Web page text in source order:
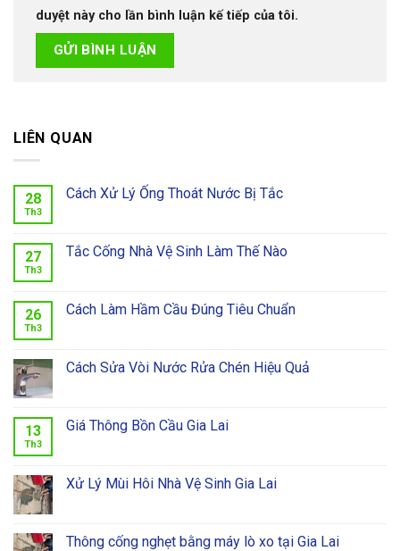
duyệt này cho lần bình luận kế tiếp của tôi.
LIÊN QUAN
28
Th3
Cách Xử Lý Ống Thoát Nước Bị Tắc
27
Th3
Tắc Cống Nhà Vệ Sinh Làm Thế Nào
26
Th3
Cách Làm Hầm Cầu Đúng Tiêu Chuẩn
Cách Sửa Vòi Nước Rửa Chén Hiệu Quả
13
Th3
Giá Thông Bồn Cầu Gia Lai
Xử Lý Mùi Hôi Nhà Vệ Sinh Gia Lai
Thông cống nghẹt bằng máy lò xo tại Gia Lai